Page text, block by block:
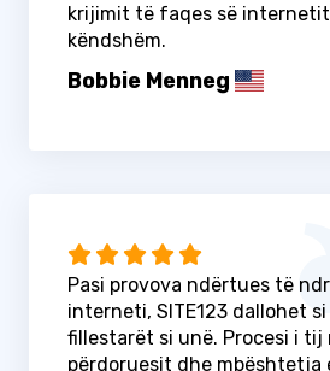
krijimit të faqes së
këndshëm.
Bobbie Menneg
Pasi provova ndërtues të
interneti, SITE123 dallohet
fillestarët si unë. Procesi i tij
përdoruesit dhe mbështetja